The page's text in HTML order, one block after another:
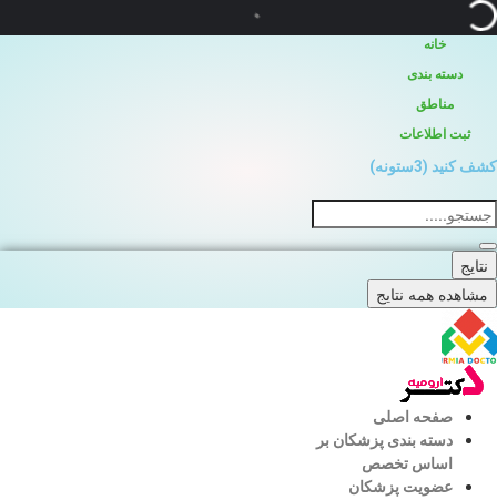
خانه
دسته بندی
مناطق
ثبت اطلاعات
کشف کنید (3ستونه)
جستجو
...
نتایج
مشاهده همه نتایج
صفحه اصلی
دسته بندی پزشکان بر
اساس تخصص
عضویت پزشکان